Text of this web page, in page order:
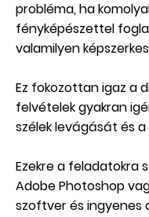
probléma, ha
fényképészettel
valamilyen
Ez fokozottan igaz a
felvételek gyakran
szélek levágását és
Ezekre a feladatokra
Adobe Photoshop
szoftver és ingyenes